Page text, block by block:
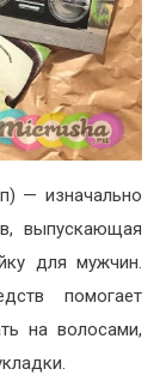
— изначально
выпускающая
для мужчин.
помогает
на волосами,